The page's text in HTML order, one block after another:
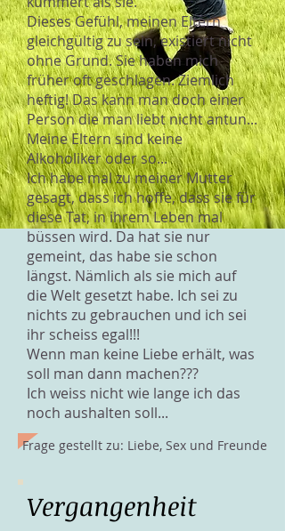
Dieses Gefühl, meinen Eltern
gleichgültig zu sein, existiert nicht
ohne Grund. Sie haben mich
früher oft geschlagen. Ziemlich
heftig! Das kann man doch einer
Person die man liebt nicht antun...
Meine Eltern sind keine
Alkoholiker oder so...
Ich habe mal zu meiner Mutter
gesagt, dass ich hoffe, dass sie für
diese Tat, in ihrem Leben mal
büssen wird. Da hat sie nur
gemeint, das habe sie schon
längst. Nämlich als sie mich auf
die Welt gesetzt habe. Ich sei zu
nichts zu gebrauchen und ich sei
ihr scheiss egal!!!
Wenn man keine Liebe erhält, was
soll man dann machen???
Ich weiss nicht wie lange ich das
noch aushalten soll...
Frage gestellt zu: Liebe, Sex und Freunde
Vergangenheit